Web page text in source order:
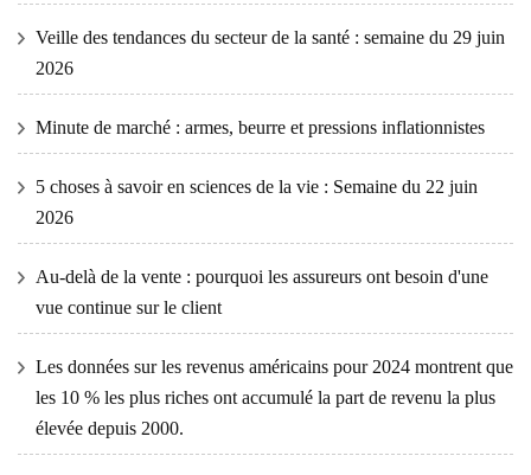
Veille des tendances du secteur de la santé : semaine du 29 juin
2026
Minute de marché : armes, beurre et pressions inflationnistes
5 choses à savoir en sciences de la vie : Semaine du 22 juin
2026
Au-delà de la vente : pourquoi les assureurs ont besoin d'une
vue continue sur le client
Les données sur les revenus américains pour 2024 montrent que
les 10 % les plus riches ont accumulé la part de revenu la plus
élevée depuis 2000.